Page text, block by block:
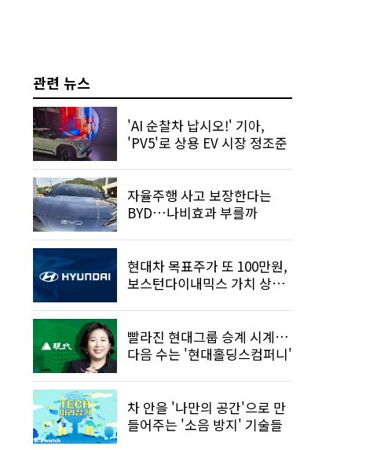
관련 뉴스
'AI 순찰차 납시오!' 기아,
'PV5'로 상용 EV 시장 정조준
자율주행 사고 보장한다는
BYD…나비효과 부를까
현대차 목표주가 또 100만원,
보스턴다이내믹스 가치 상승
빨라진 현대그룹 승계 시계…
다음 수는 '현대홀딩스컴퍼니'
차 안을 '나만의 공간'으로 만
들어주는 '소음 방지' 기술들